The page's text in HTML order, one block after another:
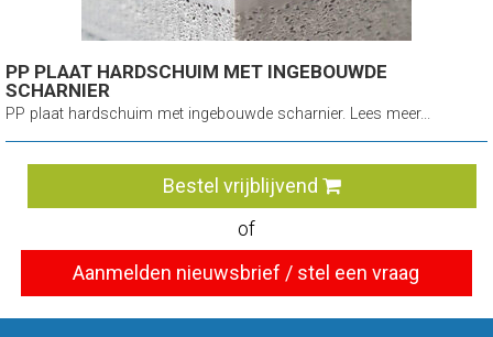
PP PLAAT HARDSCHUIM MET INGEBOUWDE
SCHARNIER
PP plaat hardschuim met ingebouwde scharnier. Lees meer...
Bestel vrijblijvend
of
Aanmelden nieuwsbrief / stel een vraag